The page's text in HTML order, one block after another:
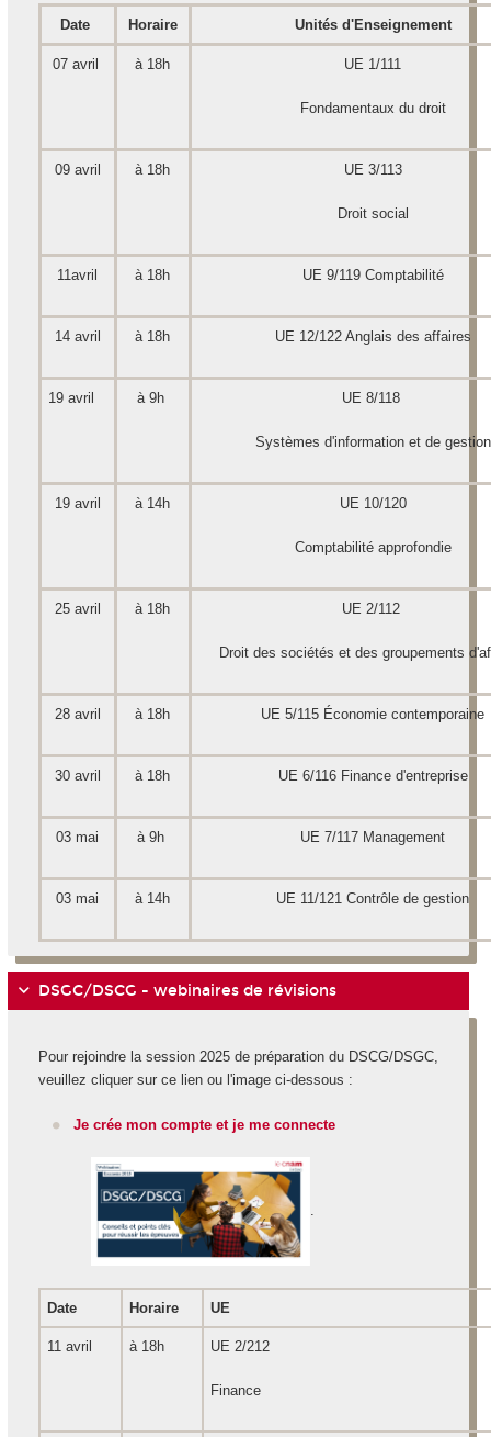
Date Horaire Unités d'Enseignement
07 avril à 18h UE 1/111
Fondamentaux du droit
09 avril à 18h UE 3/113
Droit social
11avril à 18h UE 9/119 Comptabilité
14 avril à 18h UE 12/122 Anglais des affaires
19 avril à 9h UE 8/118
Systèmes d'information et de gestion
19 avril à 14h UE 10/120
Comptabilité approfondie
25 avril à 18h UE 2/112
Droit des sociétés et des groupements
28 avril à 18h UE 5/115 Économie contemporaine
30 avril à 18h UE 6/116 Finance d'entreprise
03 mai à 9h UE 7/117 Management
03 mai à 14h UE 11/121 Contrôle de gestion
DSGC/DSCG - webinaires de révisions
Pour rejoindre la session 2025 de préparation du DSCG/DSGC,
veuillez cliquer sur ce lien ou l'image ci-dessous :
Je crée mon compte et je me connecte
.
Date Horaire UE
11 avril à 18h UE 2/212
Finance